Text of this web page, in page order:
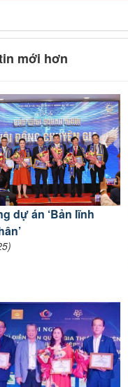
mới hơn
dự án ‘Bản lĩnh